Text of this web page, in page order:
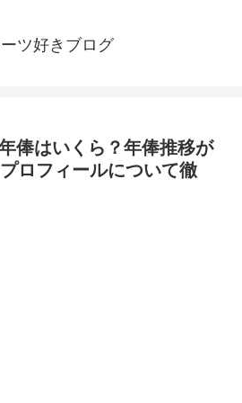
ツ好きブログ
俸はいくら？年俸推移が
ロフィールについて徹